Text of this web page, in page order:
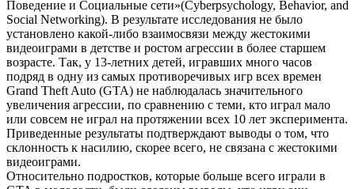
Поведение и Социальные сети»(Cyberpsychology, Behavior, and
Social Networking). В результате исследования не было
установлено какой-либо взаимосвязи между жестокими
видеоиграми в детстве и ростом агрессии в более старшем
возрасте. Так, у 13-летних детей, игравших много часов
подряд в одну из самых противоречивых игр всех времен
Grand Theft Auto (GTA) не наблюдалась значительного
увеличения агрессии, по сравнению с теми, кто играл мало
или совсем не играл на протяжении всех 10 лет эксперимента.
Приведенные результаты подтверждают выводы о том, что
склонность к насилию, скорее всего, не связана с жестокими
видеоиграми.
Относительно подростков, которые больше всего играли в